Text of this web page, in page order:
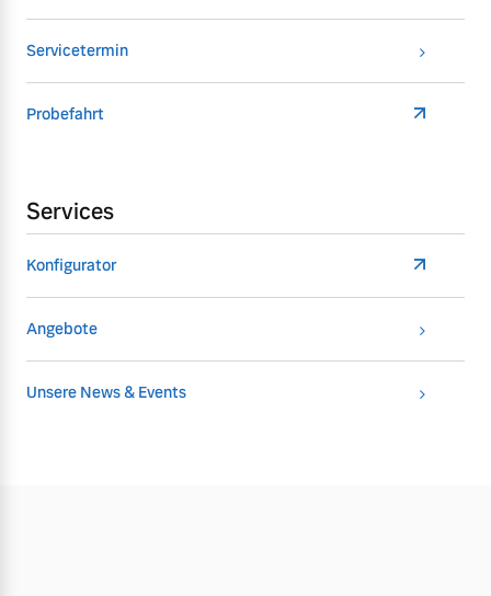
Servicetermin
Probefahrt
Services
Konfigurator
Angebote
Unsere News & Events